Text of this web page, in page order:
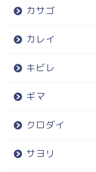
カサゴ
カレイ
キビレ
ギマ
クロダイ
サヨリ